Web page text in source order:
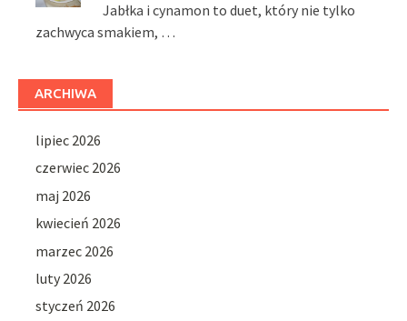
Jabłka i cynamon to duet, który nie tylko
zachwyca smakiem, …
ARCHIWA
lipiec 2026
czerwiec 2026
maj 2026
kwiecień 2026
marzec 2026
luty 2026
styczeń 2026